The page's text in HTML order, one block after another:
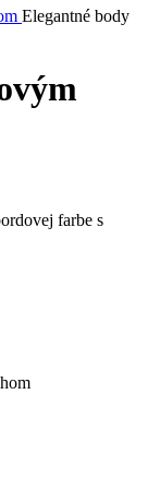
Elegantné body
farbe s